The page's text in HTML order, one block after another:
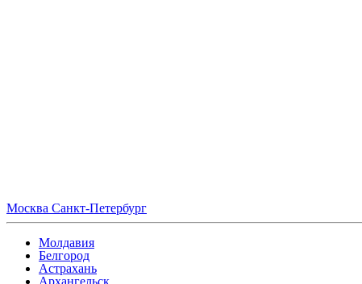
Москва Санкт-Петербург
Молдавия
Белгород
Астрахань
Архангельск